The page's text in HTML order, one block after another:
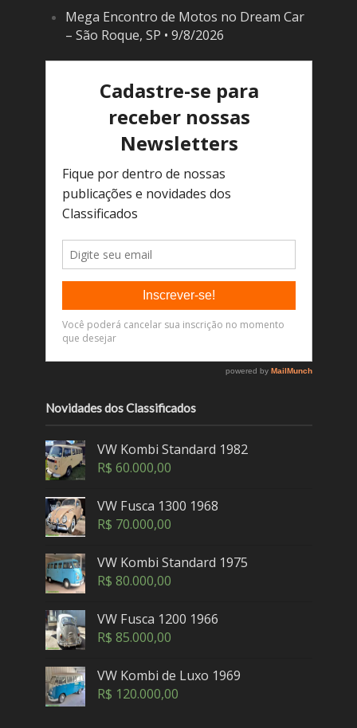
Mega Encontro de Motos no Dream Car
– São Roque, SP • 9/8/2026
Novidades dos Classificados
VW Kombi Standard 1982
R$ 60.000,00
VW Fusca 1300 1968
R$ 70.000,00
VW Kombi Standard 1975
R$ 80.000,00
VW Fusca 1200 1966
R$ 85.000,00
VW Kombi de Luxo 1969
R$ 120.000,00